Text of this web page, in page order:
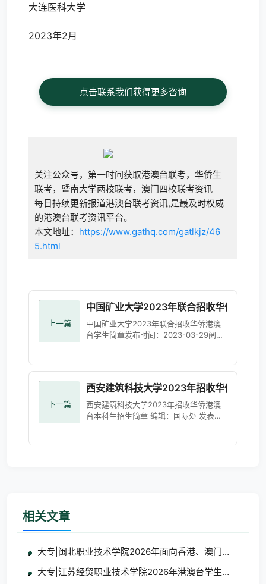
大连医科大学
2023年2月
点击联系我们获得更多咨询
关注公众号，第一时间获取港澳台联考，华侨生
联考，暨南大学两校联考，澳门四校联考资讯
每日持续更新报道港澳台联考资讯,是最及时权威
的港澳台联考资讯平台。
本文地址： https://www.gathq.com/gatlkjz/46
5.html
上一篇
中国矿业大学2023年联合招收华侨港澳台
中国矿业大学2023年联合招收华侨港澳
台学生简章发布时间：2023-03-29阅读
下一篇
西安建筑科技大学2023年招收华侨港澳台
西安建筑科技大学2023年招收华侨港澳
台本科生招生简章 编辑：国际处 发表时
相关文章
大专|闽北职业技术学院2026年面向香港、澳门、台湾地
大专|江苏经贸职业技术学院2026年港澳台学生招生简章